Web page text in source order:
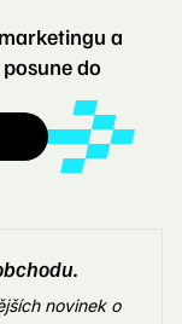
a
do
novinek o